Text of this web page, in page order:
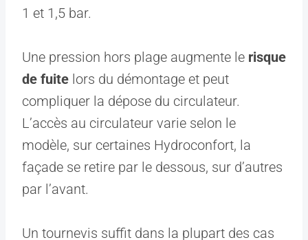
1 et 1,5 bar.
Une pression hors plage augmente le risque
de fuite lors du démontage et peut
compliquer la dépose du circulateur.
L’accès au circulateur varie selon le
modèle, sur certaines Hydroconfort, la
façade se retire par le dessous, sur d’autres
par l’avant.
Un tournevis suffit dans la plupart des cas